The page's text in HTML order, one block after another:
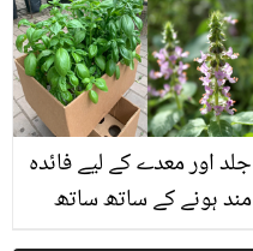
اہلیہ سے پہلی ملاقات
کیسے ہوئی تھی؟ دلچسپ
معلومات
جلد اور معدے کے لیے فائدہ
مند ہونے کے ساتھ ساتھ